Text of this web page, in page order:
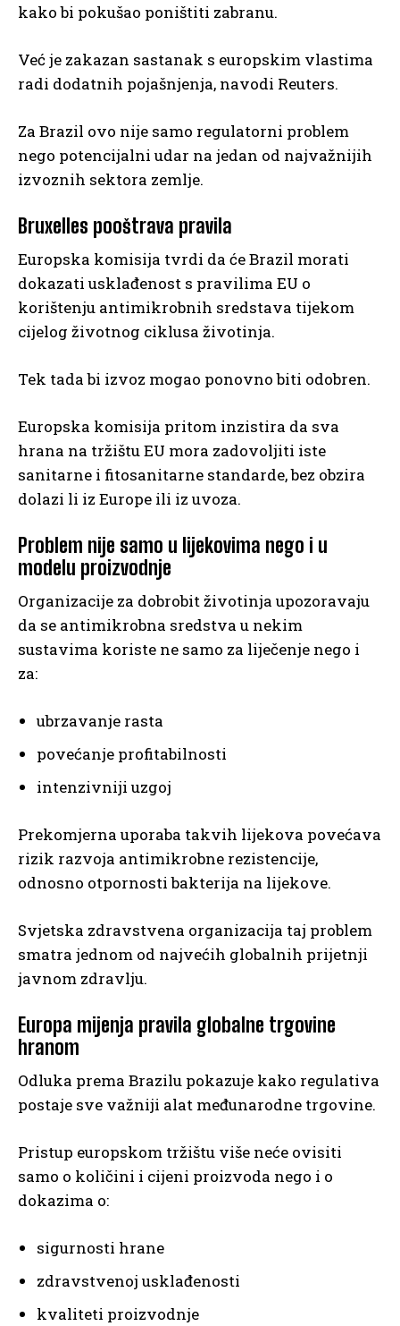
kako bi pokušao poništiti zabranu.
Već je zakazan sastanak s europskim vlastima
radi dodatnih pojašnjenja, navodi Reuters.
Za Brazil ovo nije samo regulatorni problem
nego potencijalni udar na jedan od najvažnijih
izvoznih sektora zemlje.
Bruxelles pooštrava pravila
Europska komisija tvrdi da će Brazil morati
dokazati usklađenost s pravilima EU o
korištenju antimikrobnih sredstava tijekom
cijelog životnog ciklusa životinja.
Tek tada bi izvoz mogao ponovno biti odobren.
Europska komisija pritom inzistira da sva
hrana na tržištu EU mora zadovoljiti iste
sanitarne i fitosanitarne standarde, bez obzira
dolazi li iz Europe ili iz uvoza.
Problem nije samo u lijekovima nego i u
modelu proizvodnje
Organizacije za dobrobit životinja upozoravaju
da se antimikrobna sredstva u nekim
sustavima koriste ne samo za liječenje nego i
za:
ubrzavanje rasta
povećanje profitabilnosti
intenzivniji uzgoj
Prekomjerna uporaba takvih lijekova povećava
rizik razvoja antimikrobne rezistencije,
odnosno otpornosti bakterija na lijekove.
Svjetska zdravstvena organizacija taj problem
smatra jednom od najvećih globalnih prijetnji
javnom zdravlju.
Europa mijenja pravila globalne trgovine
hranom
Odluka prema Brazilu pokazuje kako regulativa
postaje sve važniji alat međunarodne trgovine.
Pristup europskom tržištu više neće ovisiti
samo o količini i cijeni proizvoda nego i o
dokazima o:
sigurnosti hrane
zdravstvenoj usklađenosti
kvaliteti proizvodnje